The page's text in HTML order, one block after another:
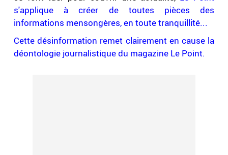
s'applique à créer de toutes pièces des
informations mensongères, en toute tranquillité...
Cette désinformation remet clairement en cause la
déontologie journalistique du magazine Le Point.